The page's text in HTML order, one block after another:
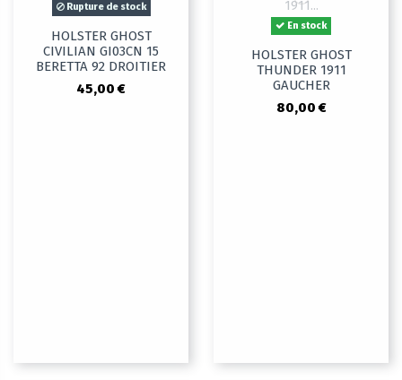
Rupture de stock
HOLSTER GHOST
CIVILIAN GI03CN 15
BERETTA 92 DROITIER
45,00 €
En stock
HOLSTER GHOST
THUNDER 1911
GAUCHER
80,00 €